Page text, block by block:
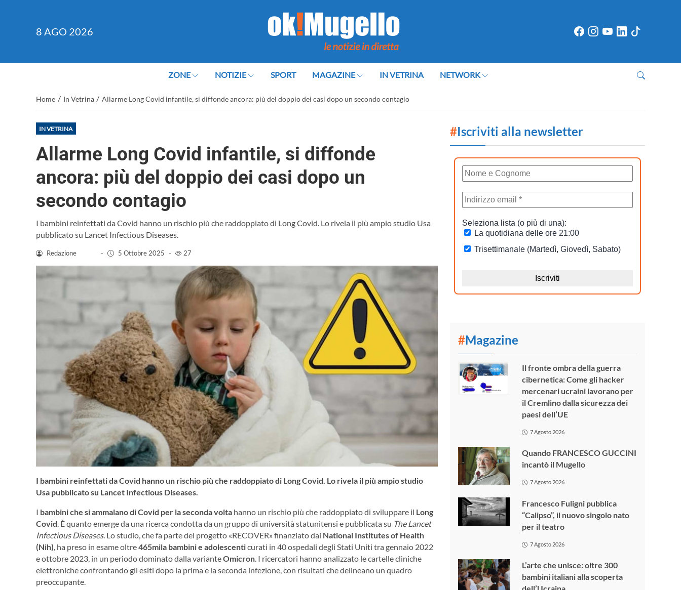
8 AGO 2026
ZONE NOTIZIE SPORT MAGAZINE IN VETRINA NETWORK
Home / In Vetrina / Allarme Long Covid infantile, si diffonde ancora: più del doppio dei casi dopo un secondo contagio
IN VETRINA
Allarme Long Covid infantile, si diffonde
ancora: più del doppio dei casi dopo un
secondo contagio
I bambini reinfettati da Covid hanno un rischio più che raddoppiato di Long Covid. Lo rivela il più ampio studio Usa
pubblicato su Lancet Infectious Diseases.
Redazione - 5 Ottobre 2025 - 27
I bambini reinfettati da Covid hanno un rischio più che raddoppiato di Long Covid. Lo rivela il più ampio studio
Usa pubblicato su Lancet Infectious Diseases.
I bambini che si ammalano di Covid per la seconda volta hanno un rischio più che raddoppiato di sviluppare il Long
Covid . È quanto emerge da una ricerca condotta da un gruppo di università statunitensi e pubblicata su The Lancet
Infectious Diseases. Lo studio, che fa parte del progetto «RECOVER» finanziato dai National Institutes of Health
(Nih) , ha preso in esame oltre465mila bambini e adolescenticurati in 40 ospedali degli Stati Uniti tra gennaio 2022
e ottobre 2023, in un periodo dominato dalla varianteOmicron . I ricercatori hanno analizzato le cartelle cliniche
elettroniche confrontando gli esiti dopo la prima e la seconda infezione, con risultati che delineano un quadro
preoccupante.
#Iscriviti alla newsletter
#Magazine
Il fronte ombra della guerra
cibernetica: Come gli hacker
mercenari ucraini lavorano per
il Cremlino dalla sicurezza dei
paesi dell’UE
7 Agosto 2026
Quando FRANCESCO GUCCINI
incantò il Mugello
7 Agosto 2026
Francesco Fuligni pubblica
“Calipso”, il nuovo singolo nato
per il teatro
7 Agosto 2026
L’arte che unisce: oltre 300
bambini italiani alla scoperta